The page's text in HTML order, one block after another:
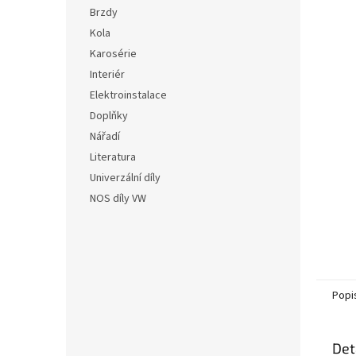
Brzdy
Kola
Karosérie
Interiér
Elektroinstalace
Doplňky
Nářadí
Literatura
Univerzální díly
NOS díly VW